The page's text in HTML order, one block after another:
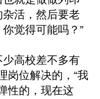
活，然后要老
觉得可能吗？”
高校差不多有
岗位解决的，“我
性的，现在这